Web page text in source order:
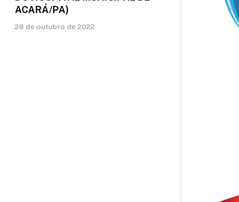
ACARÁ/PA)
28 de outubro de 2022